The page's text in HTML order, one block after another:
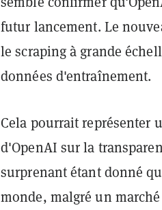
futur lancement. Le
le scraping à grande
données d'entraînement.
Cela pourrait représenter
d'OpenAI sur la
surprenant étant donné
monde, malgré un